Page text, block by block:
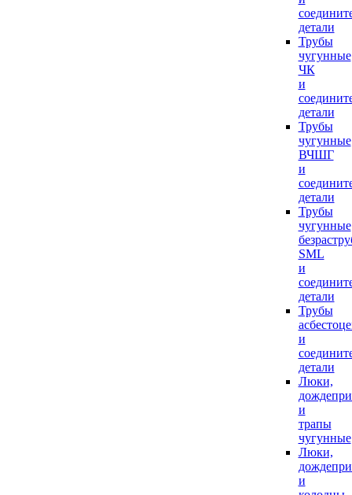
детали
Трубы
чугунные
ЧК
и
детали
Трубы
чугунные
ВЧШГ
и
детали
Трубы
чугунные
SML
и
детали
Трубы
и
детали
Люки,
и
трапы
чугунные
Люки,
и